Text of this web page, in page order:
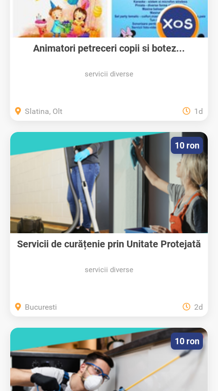
Animatori petreceri copii si botez...
servicii diverse
Slatina, Olt 1d
Servicii de curățenie prin Unitate Protejată
servicii diverse
10 ron
Bucuresti 2d
10 ron